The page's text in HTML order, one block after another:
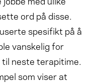
ord på disse.
spesifikt på å
vanskelig for
neste terapitime.
som viser at